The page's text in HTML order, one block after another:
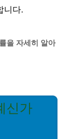
니다.
을 자세히 알아
신가